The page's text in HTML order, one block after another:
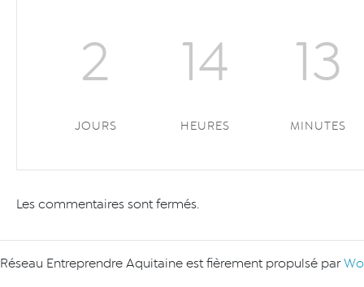
2
JOURS
14
HEURES
13
MINUTES
Les commentaires sont fermés.
Réseau Entreprendre Aquitaine est fièrement propulsé par